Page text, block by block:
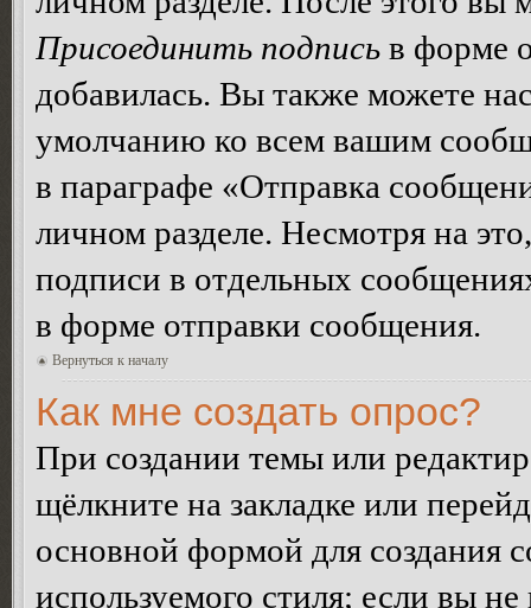
Присоединить подпись в форме
добавилась. Вы также можете
умолчанию ко всем вашим
в параграфе «Отправка
личном разделе. Несмотря на
подписи в отдельных
в форме отправки сообщения.
Вернуться к началу
Как мне создать опрос?
При создании темы или
щёлкните на закладке или
основной формой для создания
используемого стиля; если вы